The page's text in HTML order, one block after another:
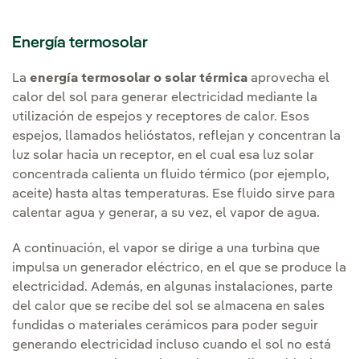
Energía termosolar
La energía termosolar o solar térmica aprovecha el
calor del sol para generar electricidad mediante la
utilización de espejos y receptores de calor. Esos
espejos, llamados helióstatos, reflejan y concentran la
luz solar hacia un receptor, en el cual esa luz solar
concentrada calienta un fluido térmico (por ejemplo,
aceite) hasta altas temperaturas. Ese fluido sirve para
calentar agua y generar, a su vez, el vapor de agua.
A continuación, el vapor se dirige a una turbina que
impulsa un generador eléctrico, en el que se produce la
electricidad. Además, en algunas instalaciones, parte
del calor que se recibe del sol se almacena en sales
fundidas o materiales cerámicos para poder seguir
generando electricidad incluso cuando el sol no está